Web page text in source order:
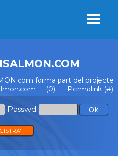
forma part del projecte
- (0) - Permalink (#)
Passwd